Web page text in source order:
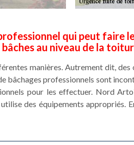
qui peut faire
bâches au niveau de la
manières. Autrement dit,
bâchages professionnels sont
pour les effectuer. Nord
des équipements appropriés.